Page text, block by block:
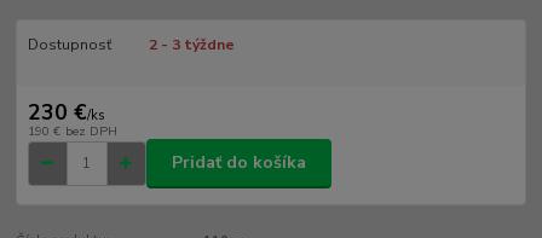
Dostupnosť 2 - 3 týždne
230 €/ks
190 € bez DPH
Pridať do košíka